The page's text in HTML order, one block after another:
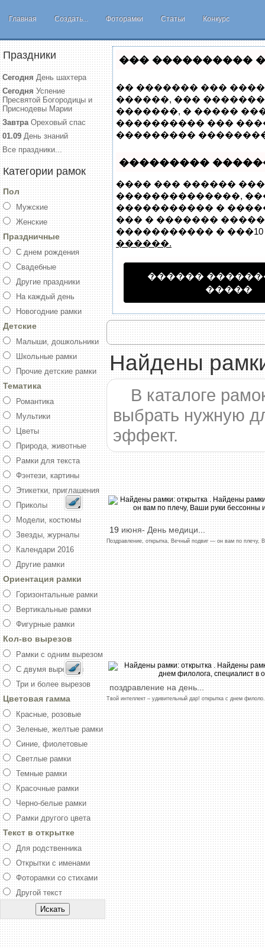
Главная Создать... Фоторамки Статьи Конкурс
Праздники
Сегодня День шахтера
Сегодня Успение
Пресвятой Богородицы и
Приснодевы Марии
ЗавтраОреховый спас
01.09День знаний
Все праздники...
Категории рамок
Пол
Мужские
Женские
Праздничные
С днем рождения
Свадебные
Другие праздники
На каждый день
Новогодние рамки
Детские
Малыши, дошкольники
Школьные рамки
Прочие детские рамки
Тематика
Романтика
Мультики
Цветы
Природа, животные
Рамки для текста
Фэнтези, картины
Этикетки, приглашения
Приколы
Модели, костюмы
Звезды, журналы
Календари 2016
Другие рамки
Ориентация рамки
Горизонтальные рамки
Вертикальные рамки
Фигурные рамки
Кол-во вырезов
Рамки с одним вырезом
С двумя вырезами
Три и более вырезов
Цветовая гамма
Красные, розовые
Зеленые, желтые рамки
Синие, фиолетовые
Светлые рамки
Темные рамки
Красочные рамки
Черно-белые рамки
Рамки другого цвета
Текст в открытке
Для родственника
Открытки с именами
Фоторамки со стихами
Другой текст
��� ����������
�� ������� ���
������, ���
�������, � �����
���������� ���
���������
���������
���� ��� ������
��������������,
����������� �
��� � �������
����������� �
������.
������
�����
Найдены
В каталоге
выбрать нужную
эффект.
19июня- День медици...
Поздравление, открытка, Вечный подвиг— он вам по плечу,
поздравление на день...
Твой интеллект –удивительный дар! открытка сднем филоло